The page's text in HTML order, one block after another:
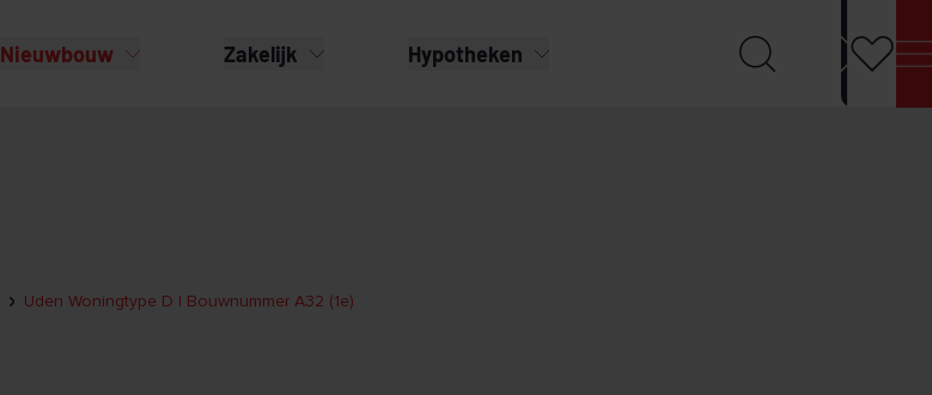
Nieuwbouw Zakelijk Hypotheken
Uden Woningtype D | Bouwnummer A32 (1e)